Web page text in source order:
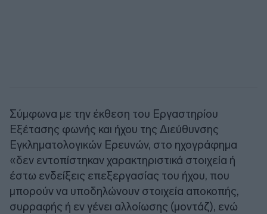
Σύμφωνα με την έκθεση του Εργαστηρίου
Εξέτασης φωνής και ήχου της Διεύθυνσης
Εγκληματολογικών Ερευνών, στο ηχογράφημα
«δεν εντοπίστηκαν χαρακτηριστικά στοιχεία ή
έστω ενδείξεις επεξεργασίας του ήχου, που
μπορούν να υποδηλώνουν στοιχεία αποκοπής,
συρραφής ή εν γένει αλλοίωσης (μοντάζ), ενώ